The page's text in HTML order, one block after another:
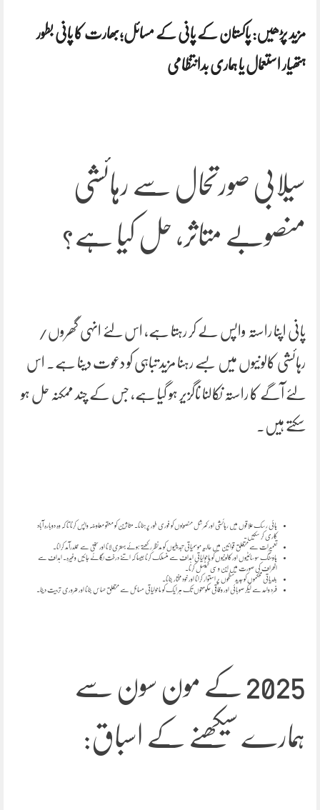
مزید پڑھیں: پاکستان کے پانی کے مسائل؛بھارت کا پانی بطور
ہتھیار استعمال یا ہماری بدانتظامی
سیلابی صورتحال سے رہائشی
منصوبے متاثر، حل کیا ہے؟
پانی اپنا راستہ واپس لے کر رہتا ہے، اس لئے انہی گھروں/
رہائشی کالونیوں میں بسے رہنا مزید تباہی کو دعوت دینا ہے۔ اس
لئے آگے کا راستہ نکالنا ناگزیر ہو گیا ہے، جس کے چند ممکنہ حل ہو
سکتے ہیں۔
ہائی رسک علاقوں میں رہائشی اور کمرشل منصوبوں کو فوری طور پر ہٹانا۔ متاثرین کو معقو معاوضہ واپس کرنا تا کہ وہ دوبارہ آباد
کاری کر سکیں۔
تعمیرات سے متعلق قوانین میں حالیہ موسمیاتی تبدیلیوں کو مدنظر رکھتے ہوئے بہتری لانا اور سختی سے عملدرآمد کرانا۔
ہاؤسنگ سوسائٹیوں اور کالونیوں کو ماحولیاتی اہداف سے منسلک کرنا جیسا کہ اتنے درخت لگائے جائیں وغیرہ۔ اہداف سے
انحراف کی صورت میں این و سی کینسل کرنا۔
بلدیاتی محکموں کو جدید سطحوں پر استوار کرانا اور خود مختار بنانا۔
فرد واحد سے لیکر صوبائی اور وفاقی حکومتوں تک ہر ایک کو ماحولیاتی مسائل سے متعلق حساس بنانا اور ضروری تربیت دینا۔
2025 کے مون سون سے
ہمارے سیکھنے کے اسباق: